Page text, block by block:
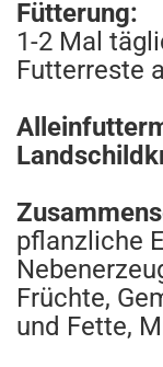
Fütterung:
1-2 Mal
Futterreste
pflanzliche
Früchte,
und Fette,